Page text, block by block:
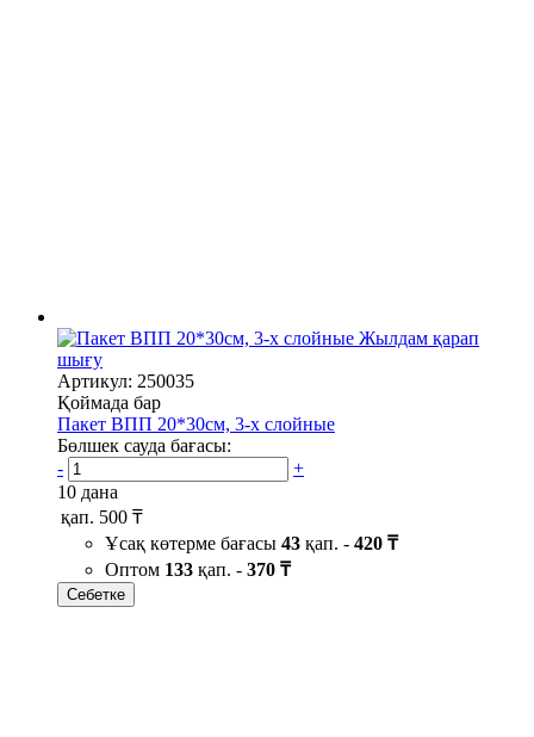
Жылдам қарап
шығу
Артикул: 250035
Қоймада бар
Пакет ВПП 20*30см, 3-х слойные
Бөлшек сауда бағасы:
-
+
10 дана
қап. 500 ₸
Ұсақ көтерме бағасы 43 қап. - 420 ₸
Оптом 133 қап. - 370 ₸
Себетке